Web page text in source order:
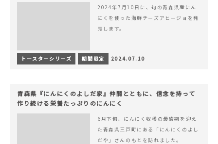
2024年7月10日に、旬の青森県産にん
にくを使った海鮮チーズアヒージョを発
売します。
トースターシリーズ 期間限定 2024.07.10
青森県『にんにくのよしだ家』仲間とともに、信念を持って
作り続ける栄養たっぷりのにんにく
6月下旬、にんにく収穫の最盛期を迎え
た青森県三戸町にある「にんにくのよし
だや」さんのもとを訪れました。